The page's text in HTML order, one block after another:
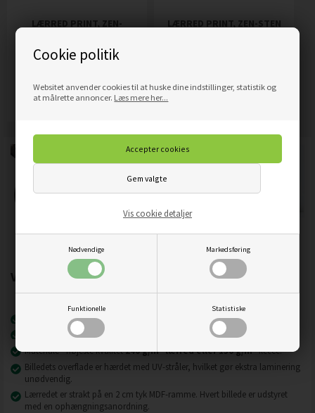
Cookie politik
Websitet anvender cookies til at huske dine indstillinger, statistik og
at målrette annoncer. Læs mere her...
Nødvendige Markedsføring
Funktionelle Statistiske
Vis cookie detaljer
LÆRRED PRINT, ZEN-
OG BAMBUS
Mere info
LÆRRED PRINT, ZEN-STEN
Vigtigste produktegenskaber:
Nyeste printteknologi
Billeder på lærred er modstandsdygtige over for slid, ridser og snavs.
Materiale - højeste kvalitet240 g/m lærred eller 130 g/m fleece.
Billedets overflade er hærdet med UV-stråler, hvilket gør ekstra laminering
unødvendig.
Lærredet er strakt på en 2 cm tyk MDF-ramme. Hvert billede er udstyret
med en ophængningsanordning.